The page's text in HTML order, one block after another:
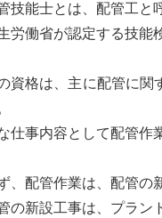
技能士とは、配管工と
労働省が認定する技能
資格は、主に配管に関
仕事内容として配管作
、配管作業は、配管の
の新設工事は、プラン